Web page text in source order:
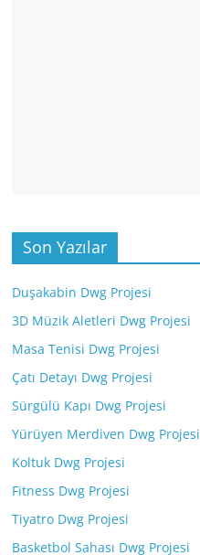
Son Yazılar
Duşakabin Dwg Projesi
3D Müzik Aletleri Dwg Projesi
Masa Tenisi Dwg Projesi
Çatı Detayı Dwg Projesi
Sürgülü Kapı Dwg Projesi
Yürüyen Merdiven Dwg Projesi
Koltuk Dwg Projesi
Fitness Dwg Projesi
Tiyatro Dwg Projesi
Basketbol Sahası Dwg Projesi